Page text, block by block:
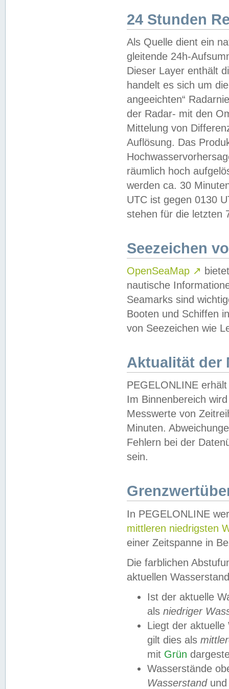
24 Stunden
Als Quelle dient ein
gleitende 24h-
Dieser Layer enthält
handelt es sich um
angeeichten“
der Radar- mit den
Mittelung von
Auflösung. Das
räumlich hoch
werden ca. 30
UTC ist gegen 0130
stehen für die letzten
Seezeichen
OpenSeaMap ↗
nautische
Seamarks sind
Booten und Schiffen
von Seezeichen wie
Aktualität der
PEGELONLINE
Im Binnenbereich
Messwerte von
Minuten.
Fehlern bei der
sein.
In PEGELONLINE
mittleren niedrigsten
einer Zeitspanne in
Die farblichen
aktuellen
Ist der aktuelle
als niedriger
Liegt der
gilt dies als
mit Grün
Wasserstände
Wasserstandund